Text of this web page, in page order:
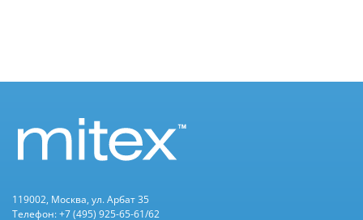
119002, Москва, ул. Арбат 35
Телефон: +7 (495) 925-65-61/62